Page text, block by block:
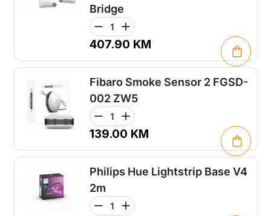
Bridge
407.90 KM
Fibaro Smoke Sensor 2 FGSD-
002 ZW5
139.00 KM
Philips Hue Lightstrip Base V4
2m